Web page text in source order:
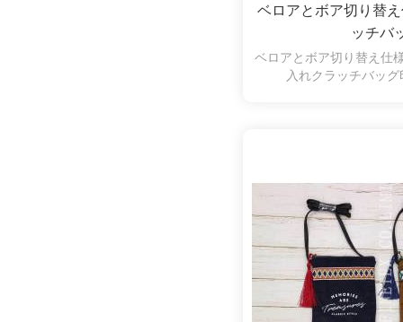
ベロアとボア切り替
ッチバ
ベロアとボア切り替え仕
入れクラッチバッ